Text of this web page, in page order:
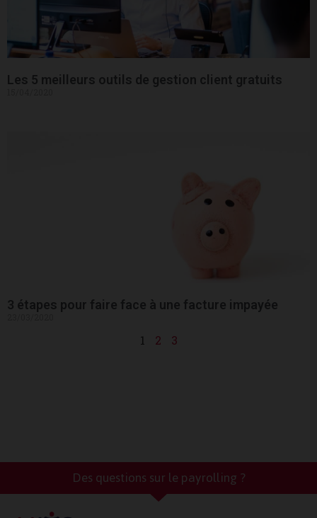
Les 5 meilleurs outils de gestion client gratuits
3 étapes pour faire face à une facture impayée
1 2 3
Des questions sur le payrolling ?